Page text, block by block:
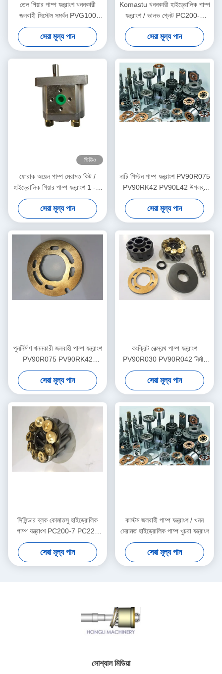
তেল গিয়ার পাম্প যন্ত্রাংশ খননকারী
জলবাহী সিস্টেম সমর্থন PVG100
PVG120 PVG075
সেরা মূল্য পান
Komastu খননকারী হাইড্রোলিক পাম্প
যন্ত্রাংশ / ভালভ প্লেট PC200-7
PC220 কাস্টমাইজড
সেরা মূল্য পান
ভিডিও
ফোরাক অয়েল পাম্প মেরামত কিট /
হাইড্রোলিক গিয়ার পাম্প যন্ত্রাংশ 1 - 3
কার্যদিবসের শিপিং
সেরা মূল্য পান
নাচি পিস্টন পাম্প যন্ত্রাংশ PV90R075
PV90RK42 PV90L42 উপলব্ধ
ISO শংসাপত্র
সেরা মূল্য পান
পুনর্নির্মাণ খননকারী জলবাহী পাম্প যন্ত্রাংশ
PV90R075 PV90RK42
PV90L42 মাল্টি মডেল
সেরা মূল্য পান
কংক্রিট রেক্স্রথ পাম্প যন্ত্রাংশ
PV90R030 PV90R042 নির্মাণ
যন্ত্রপাতি সহায়তা
সেরা মূল্য পান
সিলিন্ডার ব্লক কোমাতসু হাইড্রোলিক
পাম্প যন্ত্রাংশ PC200-7 PC220
রোটারি গ্রুপ কিট
সেরা মূল্য পান
কাস্টম জলবাহী পাম্প যন্ত্রাংশ / খনন
মেরামত হাইড্রোলিক পাম্প খুচরা যন্ত্রাংশ
সেরা মূল্য পান
সোশ্যাল মিডিয়া